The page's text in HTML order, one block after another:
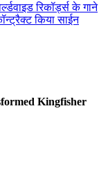
रिकॉर्ड्स के गाने
किया साईन
Kingfisher